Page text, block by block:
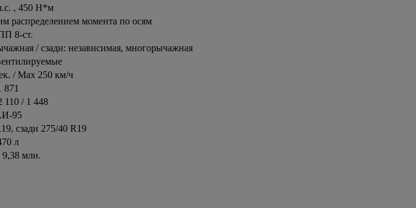
, 450 Н*м
распределением момента по осям
8-ст.
/ сзади: независимая, многорычажная
/ Max 250 км/ч
871
110 / 1 448
95
сзади 275/40 R19
л
млн.